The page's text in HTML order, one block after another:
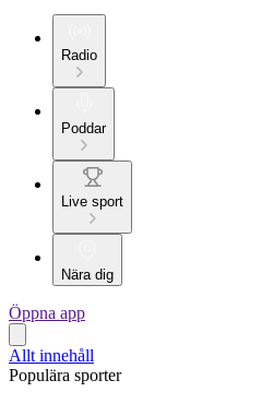
Radio
Poddar
Live sport
Nära dig
Öppna app
Allt innehåll
Populära sporter